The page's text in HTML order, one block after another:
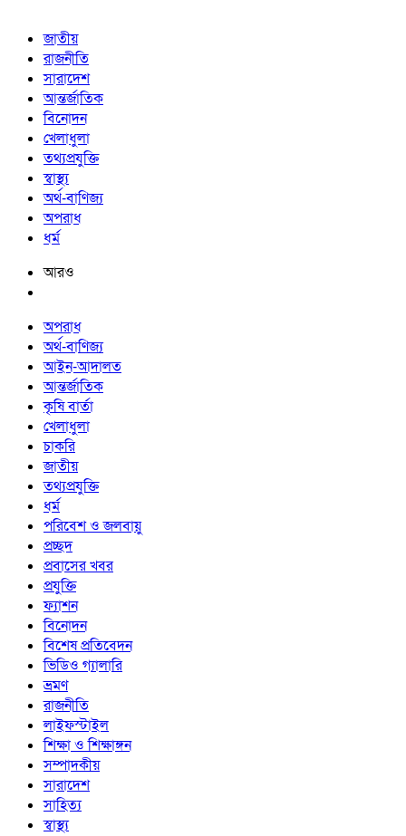
জাতীয়
রাজনীতি
সারাদেশ
আন্তর্জাতিক
বিনোদন
খেলাধুলা
তথ্যপ্রযুক্তি
স্বাস্থ্য
অর্থ-বাণিজ্য
অপরাধ
ধর্ম
আরও
অপরাধ
অর্থ-বাণিজ্য
আইন-আদালত
আন্তর্জাতিক
কৃষি বার্তা
খেলাধুলা
চাকরি
জাতীয়
তথ্যপ্রযুক্তি
ধর্ম
পরিবেশ ও জলবায়ু
প্রচ্ছদ
প্রবাসের খবর
প্রযুক্তি
ফ্যাশন
বিনোদন
বিশেষ প্রতিবেদন
ভিডিও গ্যালারি
ভ্রমণ
রাজনীতি
লাইফস্টাইল
শিক্ষা ও শিক্ষাঙ্গন
সম্পাদকীয়
সারাদেশ
সাহিত্য
স্বাস্থ্য